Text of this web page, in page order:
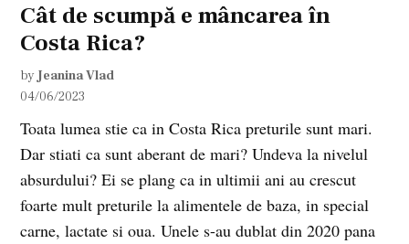
Cât de scumpă e mâncarea în
Costa Rica?
by Jeanina Vlad
04/06/2023
Toata lumea stie ca in Costa Rica preturile sunt mari.
Dar stiati ca sunt aberant de mari? Undeva la nivelul
absurdului? Ei se plang ca in ultimii ani au crescut
foarte mult preturile la alimentele de baza, in special
carne, lactate si oua. Unele s-au dublat din 2020 pana